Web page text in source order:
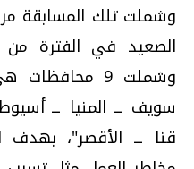
وشملت تلك المسابقة
وشملت 9
سويف ــ المنيا ــ
قنا ــ الأقصر"، بهدف